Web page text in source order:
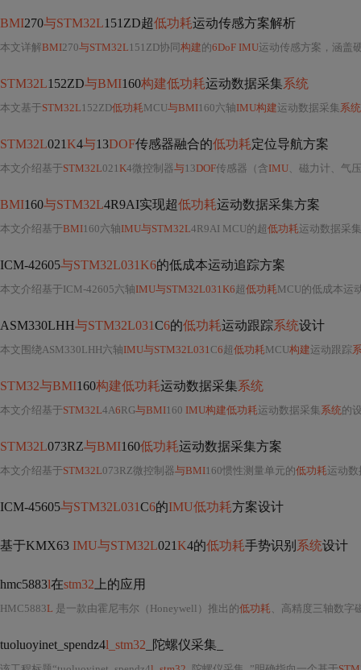
BMI270与STM32L151ZD超低功耗运动传感方案解析
本文详解BMI270与STM32L 151ZD协同构建的6DoF IMU运动传感方案，涵盖硬件设计（电源滤波、I²C匹配、PCB布局）、固件开发（初始化
STM32L152ZD与BMI160构建低功耗运动数据采集系统
本文基于STM32L 152ZD低功耗MCU与BMI160六轴IMU构建运动数据采集 系统
STM32L021K4与13DOF传感器融合的低功耗定位导航方案
本文介绍基于STM32L021K4微控制器与13DOF传感器（含IMU、磁力计、气
BMI160与STM32L4R9AI实现超低功耗运动数据采集方案
本文介绍基于BMI160六轴IMU与STM32L4R9AI MCU的超低功耗运动数据采集
ICM-42605与STM32L031K6的低成本运动追踪方案
本文介绍基于ICM-42605六轴IMU与STM32L031K6超低功耗MCU的低成本运
ASM330LHH与STM32L031C6的低功耗运动跟踪系统设计
本文围绕ASM330LHH六轴IMU与STM32L031C6超低功耗MCU构建运动跟踪
STM32与BMI160构建低功耗运动数据采集系统
本文介绍基于STM32L4A6RG与BMI160 IMU构建低功耗运动数据采集 系统的
STM32L073RZ与BMI160低功耗运动数据采集方案
本文介绍基于STM32L073RZ微控制器与BMI160惯性测量单元的低功耗运动
ICM-45605与STM32L031C6的IMU低功耗方案设计
基于KMX63 IMU与STM32L021K4的低功耗手势识别 系统设计
hmc5883l在stm32 上的应用
HMC5883L 是一款由霍尼韦尔（Honeywell）推出的低功耗、高精度三轴数字磁力计（即电子罗盘
tuoluoyinet_spendz4l_stm32 _陀螺仪采集_